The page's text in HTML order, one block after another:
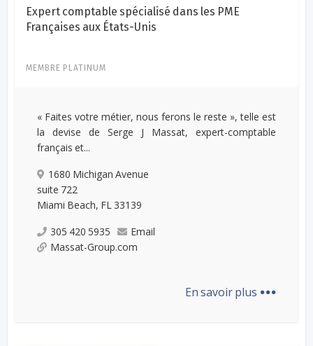
Expert comptable spécialisé dans les PME
Françaises aux États-Unis
MEMBRE PLATINUM
« Faites votre métier, nous ferons le reste », telle est
la devise de Serge J Massat, expert-comptable
français et...
1680 Michigan Avenue
suite 722
Miami Beach, FL 33139
305 420 5935
Email
Massat-Group.com
En savoir plus ...